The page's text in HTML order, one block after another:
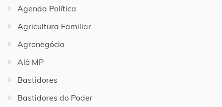
Agenda Política
Agricultura Familiar
Agronegócio
Alô MP
Bastidores
Bastidores do Poder